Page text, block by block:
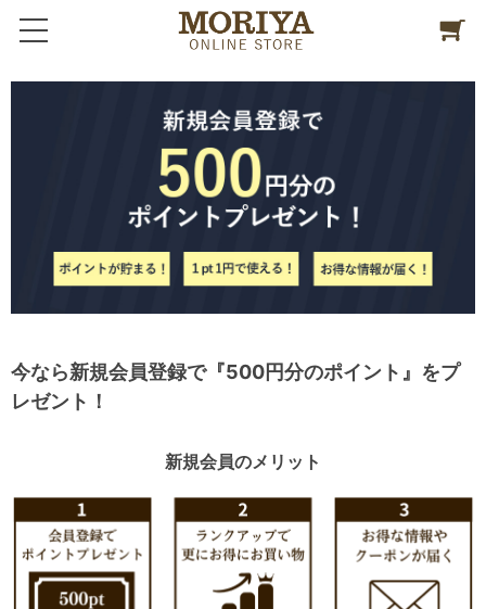
今なら新規会員登録で『500円分のポイント』をプ
レゼント！
新規会員のメリット